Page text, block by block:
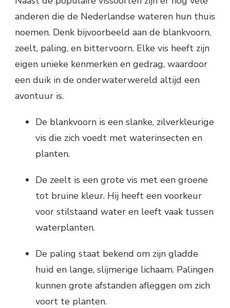
anderen die de Nederlandse wateren hun thuis
noemen. Denk bijvoorbeeld aan de blankvoorn,
zeelt, paling, en bittervoorn. Elke vis heeft zijn
eigen unieke kenmerken en gedrag, waardoor
een duik in de onderwaterwereld altijd een
avontuur is.
De blankvoorn is een slanke, zilverkleurige
vis die zich voedt met waterinsecten en
planten.
De zeelt is een grote vis met een groene
tot bruine kleur. Hij heeft een voorkeur
voor stilstaand water en leeft vaak tussen
waterplanten.
De paling staat bekend om zijn gladde
huid en lange, slijmerige lichaam. Palingen
kunnen grote afstanden afleggen om zich
voort te planten.